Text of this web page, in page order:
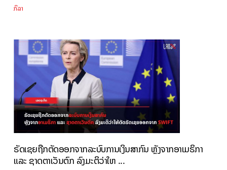
ກິລາ
ຣັດເຊຍຖືກຕັດອອກຈາກລະບົບການເງິນສາກົນ ຫຼັງຈາກອາເມຣິກາ
ແລະ ຊາດຕາເວັນຕົກ ລົງມະຕິວ່າໃຫ ...